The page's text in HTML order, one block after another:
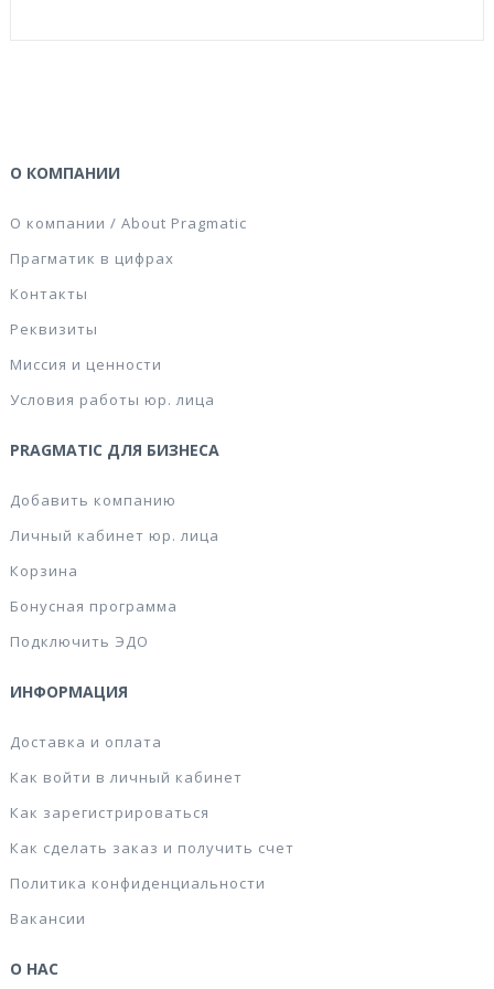
О КОМПАНИИ
О компании / About Pragmatic
Прагматик в цифрах
Контакты
Реквизиты
Миссия и ценности
Условия работы юр. лица
PRAGMATIC ДЛЯ БИЗНЕСА
Добавить компанию
Личный кабинет юр. лица
Корзина
Бонусная программа
Подключить ЭДО
ИНФОРМАЦИЯ
Доставка и оплата
Как войти в личный кабинет
Как зарегистрироваться
Как сделать заказ и получить счет
Политика конфиденциальности
Вакансии
О НАС